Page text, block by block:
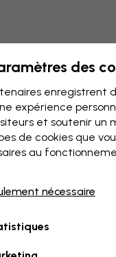
des
enregistrent
expérience
et soutenir un
de cookies que
au
nécessaire